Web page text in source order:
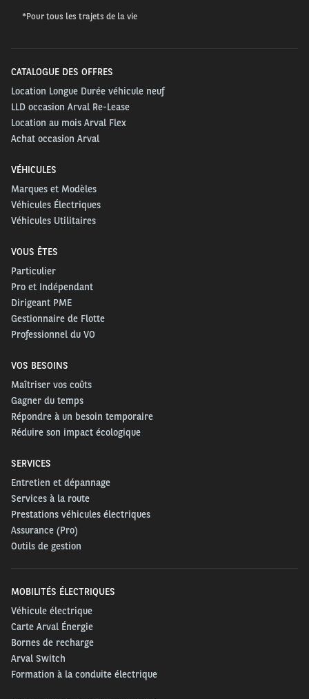
*Pour tous les trajets de la vie
CATALOGUE DES OFFRES
Location Longue Durée véhicule neuf
LLD occasion Arval Re-Lease
Location au mois Arval Flex
Achat occasion Arval
VÉHICULES
Marques et Modèles
Véhicules Électriques
Véhicules Utilitaires
VOUS ÊTES
Particulier
Pro et Indépendant
Dirigeant PME
Gestionnaire de Flotte
Professionnel du VO
VOS BESOINS
Maîtriser vos coûts
Gagner du temps
Répondre à un besoin temporaire
Réduire son impact écologique
SERVICES
Entretien et dépannage
Services à la route
Prestations véhicules électriques
Assurance (Pro)
Outils de gestion
MOBILITÉS ÉLECTRIQUES
Véhicule électrique
Carte Arval Énergie
Bornes de recharge
Arval Switch
Formation à la conduite électrique